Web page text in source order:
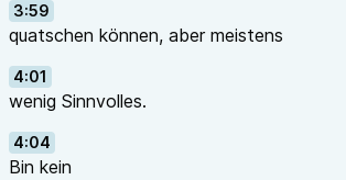
3:59
quatschen können, aber meistens
4:01
wenig Sinnvolles.
4:04
Bin kein